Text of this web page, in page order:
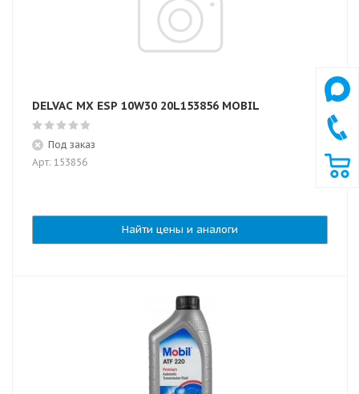
DELVAC MX ESP 10W30 20L153856 MOBIL
Под заказ
Арт: 153856
Найти цены и аналоги